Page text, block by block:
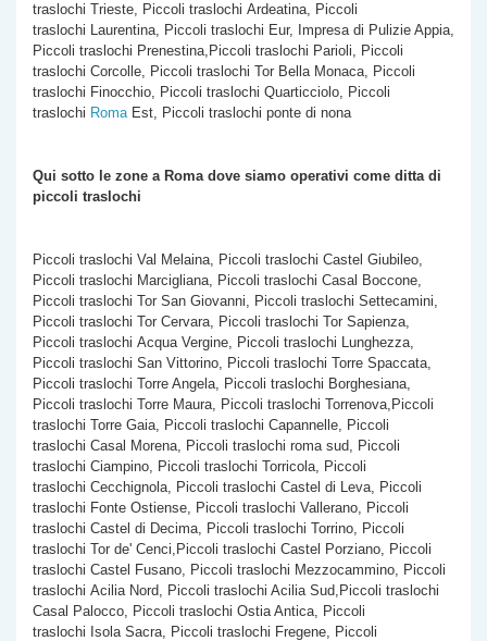
traslochi Trieste, Piccoli traslochi Ardeatina, Piccoli
traslochi Laurentina, Piccoli traslochi Eur, Impresa di Pulizie Appia,
Piccoli traslochi Prenestina,Piccoli traslochi Parioli, Piccoli
traslochi Corcolle, Piccoli traslochi Tor Bella Monaca, Piccoli
traslochi Finocchio, Piccoli traslochi Quarticciolo, Piccoli
traslochi RomaEst, Piccoli traslochi ponte di nona
Qui sotto le zone a Roma dove siamo operativi come ditta di
piccoli traslochi
Piccoli traslochi Val Melaina, Piccoli traslochi Castel Giubileo,
Piccoli traslochi Marcigliana, Piccoli traslochi Casal Boccone,
Piccoli traslochi Tor San Giovanni, Piccoli traslochi Settecamini,
Piccoli traslochi Tor Cervara, Piccoli traslochi Tor Sapienza,
Piccoli traslochi Acqua Vergine, Piccoli traslochi Lunghezza,
Piccoli traslochi San Vittorino, Piccoli traslochi Torre Spaccata,
Piccoli traslochi Torre Angela, Piccoli traslochi Borghesiana,
Piccoli traslochi Torre Maura, Piccoli traslochi Torrenova,Piccoli
traslochi Torre Gaia, Piccoli traslochi Capannelle, Piccoli
traslochi Casal Morena, Piccoli traslochi roma sud, Piccoli
traslochi Ciampino, Piccoli traslochi Torricola, Piccoli
traslochi Cecchignola, Piccoli traslochi Castel di Leva, Piccoli
traslochi Fonte Ostiense, Piccoli traslochi Vallerano, Piccoli
traslochi Castel di Decima, Piccoli traslochi Torrino, Piccoli
traslochi Tor de' Cenci,Piccoli traslochi Castel Porziano, Piccoli
traslochi Castel Fusano, Piccoli traslochi Mezzocammino, Piccoli
traslochi Acilia Nord, Piccoli traslochi Acilia Sud,Piccoli traslochi
Casal Palocco, Piccoli traslochi Ostia Antica, Piccoli
traslochi Isola Sacra, Piccoli traslochi Fregene, Piccoli